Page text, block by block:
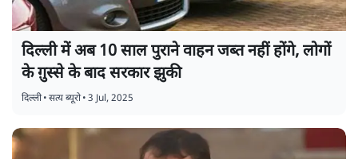
दिल्ली में अब 10 साल पुराने वाहन जब्त नहीं होंगे, लोगों
के ग़ुस्से के बाद सरकार झुकी
दिल्ली•सत्य ब्यूरो•3 Jul, 2025